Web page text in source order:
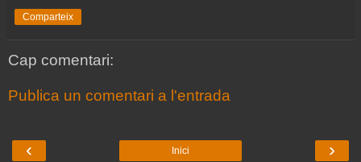
Comparteix
Cap comentari:
Publica un comentari a l'entrada
‹ ›
Inici